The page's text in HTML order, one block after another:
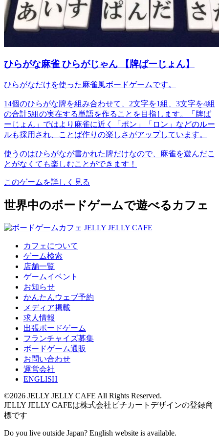
ひらがな麻雀 ひらがじゃん 【牌ばーじょん】
ひらがなだけを使った麻雀風ボードゲームです。
14個のひらがな牌を組み合わせて、2文字を1組、3文字を4組
の合計5組の実在する単語を作ることを目指します。「牌ば
ーじょん」ではより麻雀に近く「ポン」「ロン」などのルー
ルも採用され、ことば作りの楽しさがアップしています。
使うのはひらがなが書かれた牌だけなので、麻雀を遊んだこ
とがなくても楽しむことができます！
このゲームを詳しく見る
世界中のボードゲームで遊べるカフェ
カフェについて
ゲーム検索
店舗一覧
ゲームイベント
お知らせ
かんたんウェブ予約
メディア掲載
求人情報
出張ボードゲーム
フランチャイズ募集
ボードゲーム通販
お問い合わせ
運営会社
ENGLISH
©2026 JELLY JELLY CAFE All Rights Reserved.
JELLY JELLY CAFEは株式会社ピチカートデザインの登録商
標です
Do you live outside Japan? English website is available.